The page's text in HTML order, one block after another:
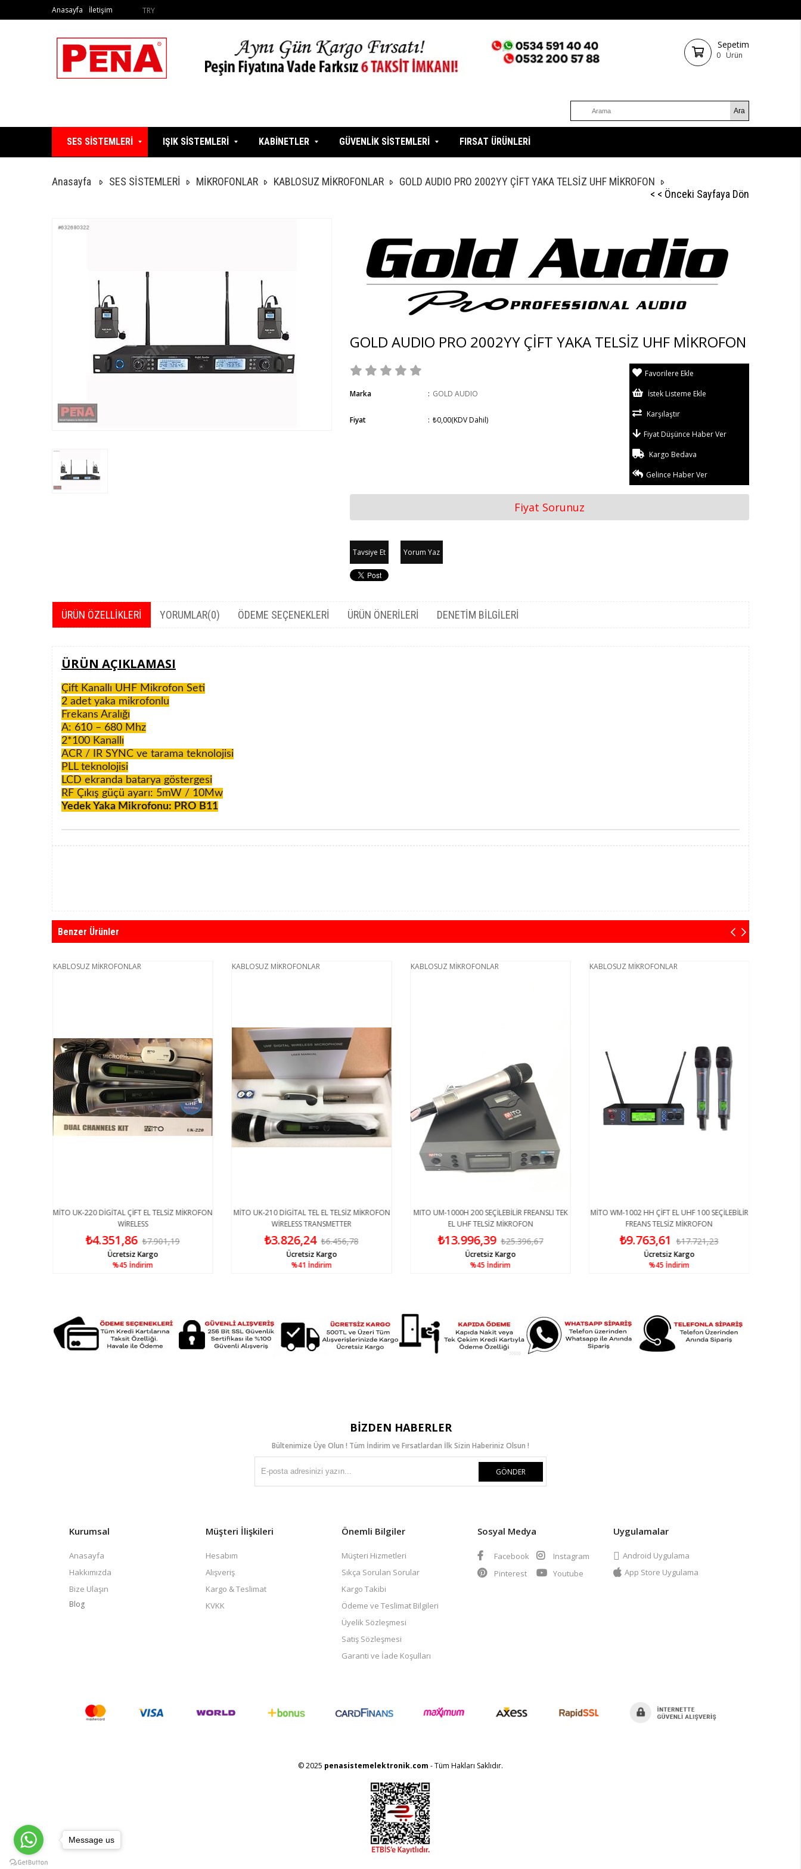
TRY
Anasayfa İletişim
Sepetim
0 Ürün
SES SİSTEMLERİ IŞIK SİSTEMLERİ KABİNETLER GÜVENLİK SİSTEMLERİ FIRSAT ÜRÜNLERİ
Anasayfa SES SİSTEMLERİ MİKROFONLAR KABLOSUZ MİKROFONLAR
GOLD AUDIO PRO 2002YY ÇİFT YAKA TELSİZ UHF MİKROFON
< < Önceki Sayfaya Dön
GOLD AUDIO PRO 2002YY ÇİFT YAKA TELSİZ UHF MİKROFON
Marka : GOLD AUDIO
Fiyat : ₺0,00(KDV Dahil)
Favorilere Ekle
İstek Listeme Ekle
Karşılaştır
Fiyat Düşünce Haber Ver
Kargo Bedava
Gelince Haber Ver
Fiyat Sorunuz
Tavsiye Et Yorum Yaz
ÜRÜN ÖZELLIKLERI YORUMLAR(0) ÖDEME SEÇENEKLERI ÜRÜN ÖNERILERI DENETIM BILGILERI
ÜRÜN AÇIKLAMASI
Çift Kanallı UHF Mikrofon Seti
2 adet yaka mikrofonlu
Frekans Aralığı
A: 610 – 680 Mhz
2*100 Kanallı
ACR / IR SYNC ve tarama teknolojisi
PLL teknolojisi
LCD ekranda batarya göstergesi
RF Çıkış güçü ayarı: 5mW / 10Mw
Yedek Yaka Mikrofonu: PRO B11
Benzer Ürünler
KABLOSUZ MİKROFONLAR
MİTO UK-220 DİGİTAL ÇİFT EL TELSİZ MİKROFON
WİRELESS
₺4.351,86 ₺7.901,19
%45 İndirim
Ücretsiz Kargo
KABLOSUZ MİKROFONLAR
MİTO UK-210 DİGİTAL TEL EL TELSİZ MİKROFON
WİRELESS TRANSMETTER
₺3.826,24 ₺6.456,78
%41 İndirim
Ücretsiz Kargo
KABLOSUZ MİKROFONLAR
MITO UM-1000H 200 SEÇİLEBİLİR FREANSLI TEK
EL UHF TELSİZ MİKROFON
₺13.996,39 ₺25.396,67
%45 İndirim
Ücretsiz Kargo
KABLOSUZ MİKROFONLAR
MİTO WM-1002 HH ÇİFT EL UHF 100 SEÇİLEBİLİR
FREANS TELSİZ MİKROFON
₺9.763,61 ₺17.721,23
%45 İndirim
Ücretsiz Kargo
BIZDEN HABERLER
Bültenimize Üye Olun ! Tüm İndirim ve Fırsatlardan İlk Sizin Haberiniz Olsun !
GÖNDER
Kurumsal
Anasayfa
Hakkımızda
Bize Ulaşın
Blog
Müşteri İlişkileri
Hesabım
Alışveriş
Kargo & Teslimat
KVKK
Önemli Bilgiler
Müşteri Hizmetleri
Sıkça Sorulan Sorular
Kargo Takibi
Ödeme ve Teslimat Bilgileri
Üyelik Sözleşmesi
Satış Sözleşmesi
Garanti ve İade Koşulları
Sosyal Medya
Facebook
Instagram
Pinterest
Youtube
Uygulamalar
Android Uygulama
App Store Uygulama
© 2025 penasistemelektronik.com - Tüm Hakları Saklıdır.
Message us